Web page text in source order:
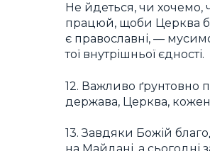
Не йдеться, чи
працюй, щоби Церква
є православні, —
тої внутрішньої єдності.
12. Важливо ґрунтовно
держава, Церква,
13. Завдяки Божій